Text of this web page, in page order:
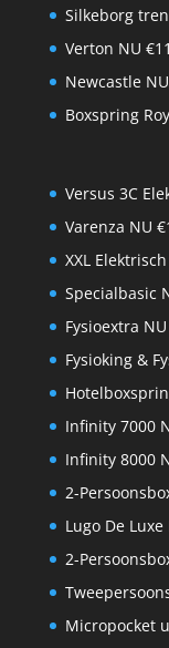
Silkeborg
Verton NU
Newcastle
Boxspring
Versus 3C
Varenza NU
XXL
Specialbasic
Fysioextra
Fysioking &
Infinity 7000
Infinity 8000
2-
Lugo De Luxe
2-
Micropocket